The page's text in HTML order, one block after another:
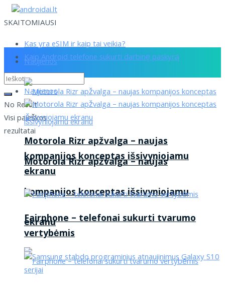
SKAITOMIAUSI
Kas yra eSIM ir kaip tai veikia?
Kaip Android telefone sukurti darbinę paskyrą
No Result
Visi paieškos
rezultatai
Naujienos
Motorola Rizr apžvalga – naujas
kompanijos konceptas išsivyniojamu
ekranu
Naujienos
Motorola Rizr apžvalga – naujas
kompanijos konceptas išsivyniojamu
ekranu
Fairphone – telefonai sukurti tvarumo
vertybėmis